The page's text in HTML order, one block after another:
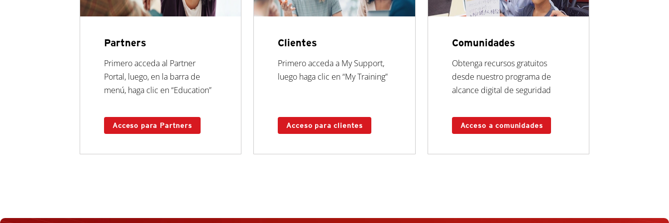
Partners
Primero acceda al Partner
Portal, luego, en la barra de
menú, haga clic en “Education”
Acceso para Partners
Clientes
Primero acceda a My Support,
luego haga clic en “My Training”
Acceso para clientes
Comunidades
Obtenga recursos gratuitos
desde nuestro programa de
alcance digital de seguridad
Acceso a comunidades